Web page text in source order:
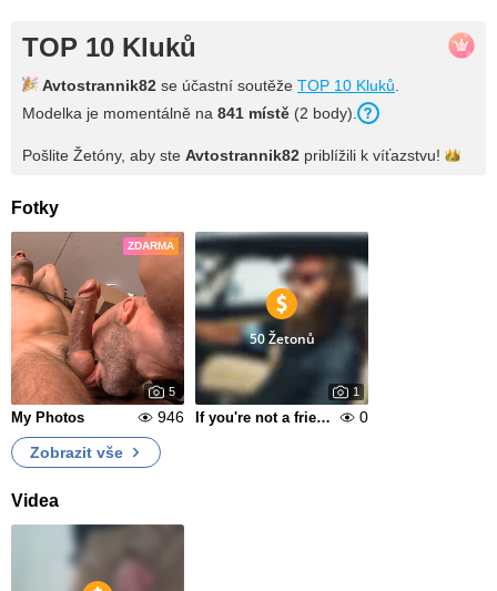
TOP 10 Kluků
Avtostrannik82 se účastní soutěže TOP 10 Kluků
Modelka je momentálně na 841 místě (2 body).
Pošlite Žetóny, aby ste Avtostrannik82 priblížili k víťazstvu!
Fotky
ZDARMA
5
My Photos 946
50 Žetonů
1
If you're not a friend, you shouldn't watch them.
0
Zobrazit vše
Videa